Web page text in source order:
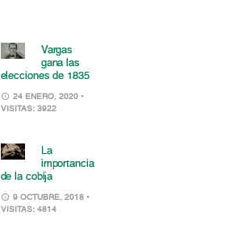
Vargas
gana las
elecciones de 1835
24 ENERO, 2020 •
VISITAS: 3922
La
importancia
de la cobija
9 OCTUBRE, 2018 •
VISITAS: 4814